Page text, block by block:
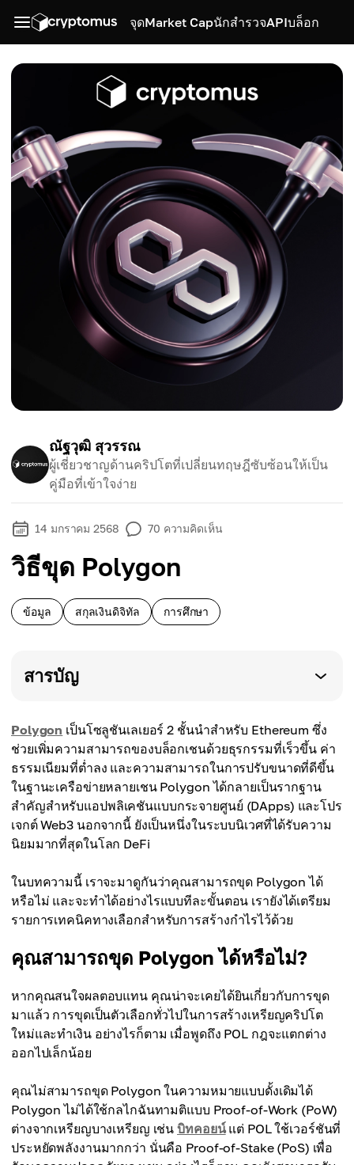
จุดMarket CapนักสำรวจAPIบล็อก
ณัฐวุฒิ สุวรรณ
ผู้เชี่ยวชาญด้านคริปโตที่เปลี่ยนทฤษฎีซับซ้อนให้เป็น
คู่มือที่เข้าใจง่าย
14 มกราคม 2568 70 ความคิดเห็น
วิธีขุด Polygon
ข้อมูล สกุลเงินดิจิทัล การศึกษา
สารบัญ
Polygon เป็นโซลูชันเลเยอร์ 2 ชั้นนำสำหรับ Ethereum ซึ่ง
ช่วยเพิ่มความสามารถของบล็อกเชนด้วยธุรกรรมที่เร็วขึ้น ค่า
ธรรมเนียมที่ต่ำลง และความสามารถในการปรับขนาดที่ดีขึ้น
ในฐานะเครือข่ายหลายเชน Polygon ได้กลายเป็นรากฐาน
สำคัญสำหรับแอปพลิเคชันแบบกระจายศูนย์ (DApps) และโปร
เจกต์ Web3 นอกจากนี้ ยังเป็นหนึ่งในระบบนิเวศที่ได้รับความ
นิยมมากที่สุดในโลก DeFi
ในบทความนี้ เราจะมาดูกันว่าคุณสามารถขุด Polygon ได้
หรือไม่ และจะทำได้อย่างไรแบบทีละขั้นตอน เรายังได้เตรียม
รายการเทคนิคทางเลือกสำหรับการสร้างกำไรไว้ด้วย
คุณสามารถขุด Polygon ได้หรือไม่?
หากคุณสนใจผลตอบแทน คุณน่าจะเคยได้ยินเกี่ยวกับการขุด
มาแล้ว การขุดเป็นตัวเลือกทั่วไปในการสร้างเหรียญคริปโต
ใหม่และทำเงิน อย่างไรก็ตาม เมื่อพูดถึง POL กฎจะแตกต่าง
ออกไปเล็กน้อย
คุณไม่สามารถขุด Polygon ในความหมายแบบดั้งเดิมได้
Polygon ไม่ได้ใช้กลไกฉันทามติแบบ Proof-of-Work (PoW)
ต่างจากเหรียญบางเหรียญ เช่นบิทคอยน์แต่ POL ใช้เวอร์ชันที่
ประหยัดพลังงานมากกว่า นั่นคือ Proof-of-Stake (PoS) เพื่อ